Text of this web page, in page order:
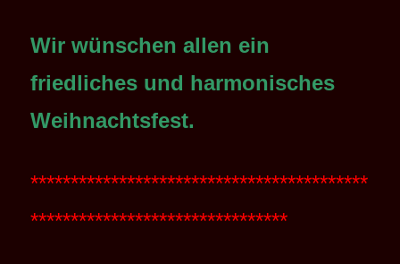
Wir wünschen allen ein
friedliches und harmonisches
Weihnachtsfest.
******************************************
********************************